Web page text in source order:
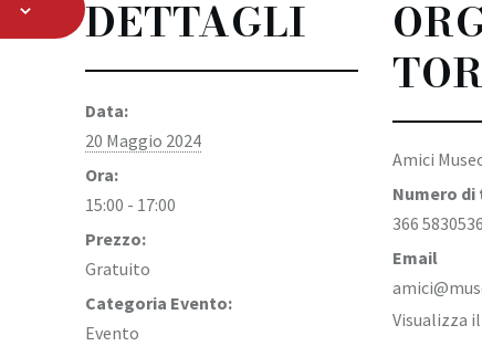
DETTAGLI
Data:
20 Maggio 2024
Ora:
15:00 - 17:00
Prezzo:
Gratuito
Categoria Evento:
Evento
Amici
Numero
366 5830536
Email
Visualizza